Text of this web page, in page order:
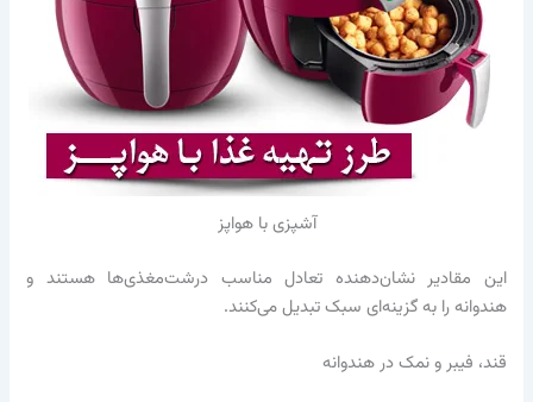
آشپزی با هواپز
این مقادیر نشان‌دهنده تعادل مناسب درشت‌مغذی‌ها هستند و
هندوانه را به گزینه‌ای سبک تبدیل می‌کنند.
قند، فیبر و نمک در هندوانه